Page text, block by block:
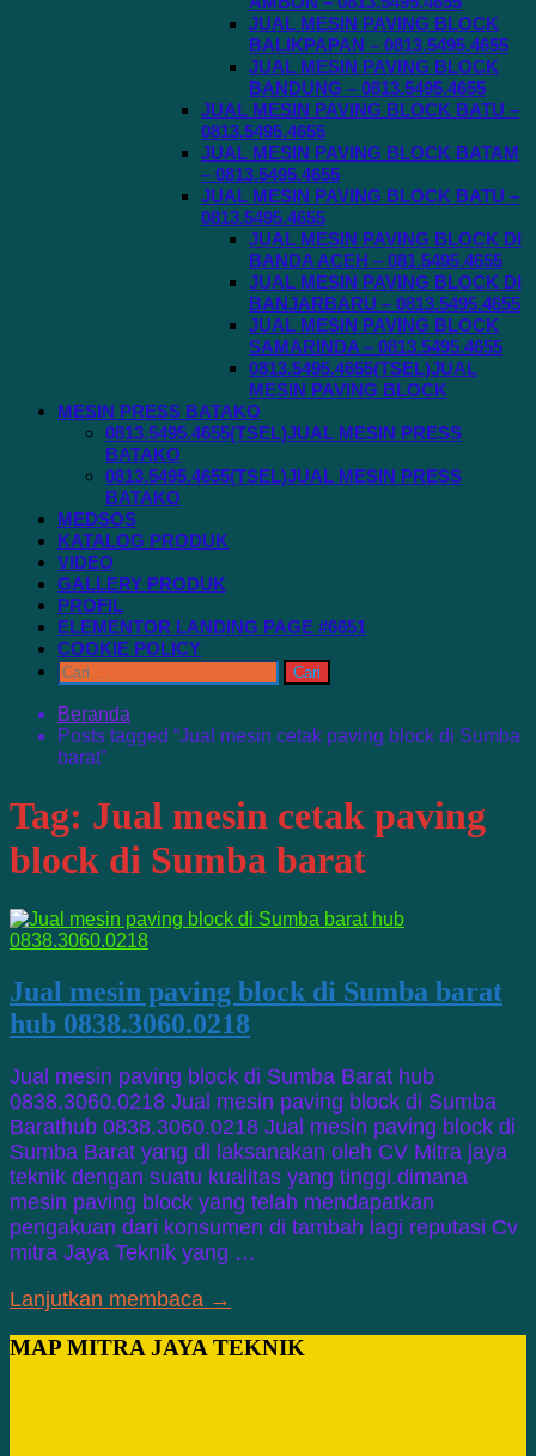
JUAL MESIN PAVING BLOCK
BALIKPAPAN – 0813.5495.4655
JUAL MESIN PAVING BLOCK
BANDUNG – 0813.5495.4655
JUAL MESIN PAVING BLOCK BATU –
0813.5495.4655
JUAL MESIN PAVING BLOCK BATAM
– 0813.5495.4655
JUAL MESIN PAVING BLOCK BATU –
0813.5495.4655
JUAL MESIN PAVING BLOCK DI
BANDA ACEH – 081.5495.4655
JUAL MESIN PAVING BLOCK DI
BANJARBARU – 0813.5495.4655
JUAL MESIN PAVING BLOCK
SAMARINDA – 0813.5495.4655
0813.5495.4655(TSEL)JUAL
MESIN PAVING BLOCK
MESIN PRESS BATAKO
0813.5495.4655(TSEL)JUAL MESIN PRESS
BATAKO
0813.5495.4655(TSEL)JUAL MESIN PRESS
BATAKO
MEDSOS
KATALOG PRODUK
VIDEO
GALLERY PRODUK
PROFIL
ELEMENTOR LANDING PAGE #6651
COOKIE POLICY
Cari
untuk:
Beranda
Posts tagged “Jual mesin cetak paving block di Sumba
barat”
Tag: Jual mesin cetak paving
block di Sumba barat
Jual mesin paving block di Sumba barat
hub 0838.3060.0218
Jual mesin paving block di Sumba Barat hub
0838.3060.0218 Jual mesin paving block di Sumba
Barathub 0838.3060.0218 Jual mesin paving block di
Sumba Barat yang di laksanakan oleh CV Mitra jaya
teknik dengan suatu kualitas yang tinggi.dimana
mesin paving block yang telah mendapatkan
pengakuan dari konsumen di tambah lagi reputasi Cv
mitra Jaya Teknik yang …
Lanjutkan membaca →
MAP MITRA JAYA TEKNIK